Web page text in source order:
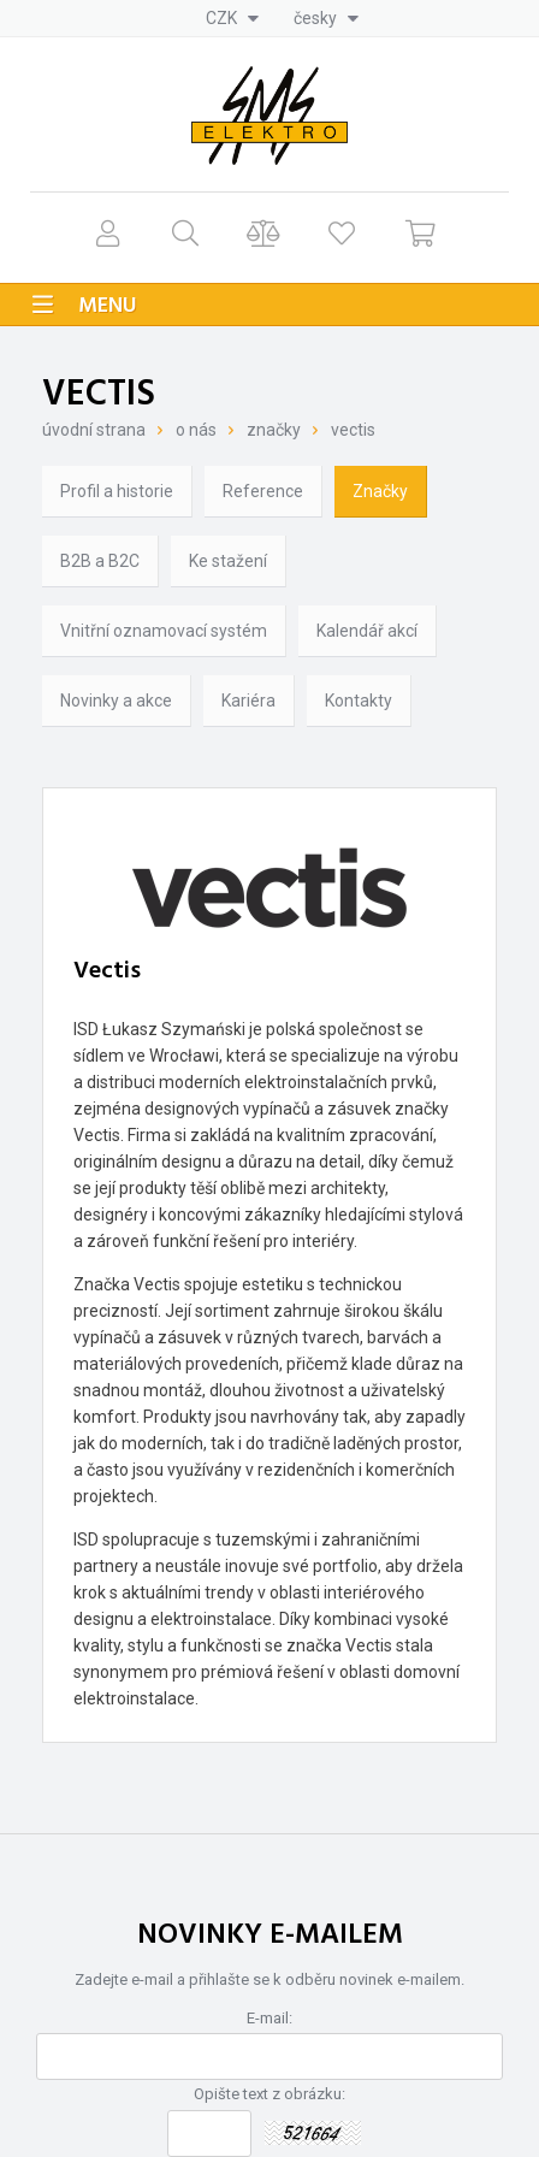
CZK česky
MENU
VECTIS
úvodní strana o nás značky vectis
Profil a historie Reference Značky
B2B a B2C Ke stažení
Vnitřní oznamovací systém Kalendář akcí
Novinky a akce Kariéra Kontakty
Vectis
ISD Łukasz Szymański je polská společnost se
sídlem ve Wrocławi, která se specializuje na výrobu
a distribuci moderních elektroinstalačních prvků,
zejména designových vypínačů a zásuvek značky
Vectis. Firma si zakládá na kvalitním zpracování,
originálním designu a důrazu na detail, díky čemuž
se její produkty těší oblibě mezi architekty,
designéry i koncovými zákazníky hledajícími stylová
a zároveň funkční řešení pro interiéry.
Značka Vectis spojuje estetiku s technickou
precizností. Její sortiment zahrnuje širokou škálu
vypínačů a zásuvek v různých tvarech, barvách a
materiálových provedeních, přičemž klade důraz na
snadnou montáž, dlouhou životnost a uživatelský
komfort. Produkty jsou navrhovány tak, aby zapadly
jak do moderních, tak i do tradičně laděných prostor,
a často jsou využívány v rezidenčních i komerčních
projektech.
ISD spolupracuje s tuzemskými i zahraničními
partnery a neustále inovuje své portfolio, aby držela
krok s aktuálními trendy v oblasti interiérového
designu a elektroinstalace. Díky kombinaci vysoké
kvality, stylu a funkčnosti se značka Vectis stala
synonymem pro prémiová řešení v oblasti domovní
elektroinstalace.
NOVINKY E-MAILEM
Zadejte e-mail a přihlašte se k odběru novinek e-mailem.
E-mail:
Opište text z obrázku: